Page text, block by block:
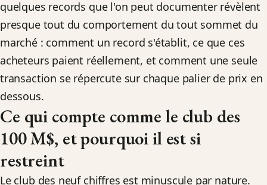
quelques records que l'on peut documenter révèlent
presque tout du comportement du tout sommet du
marché : comment un record s'établit, ce que ces
acheteurs paient réellement, et comment une seule
transaction se répercute sur chaque palier de prix en
dessous.
Ce qui compte comme le club des
100 M$, et pourquoi il est si
restreint
Le club des neuf chiffres est minuscule par nature.